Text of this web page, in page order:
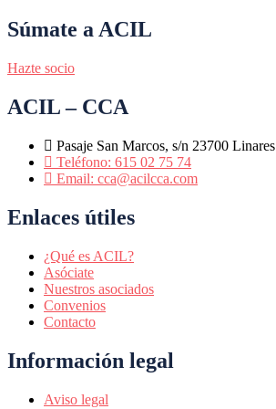
Súmate a ACIL
Hazte socio
ACIL – CCA
Pasaje San Marcos, s/n 23700 Linares
Teléfono: 615 02 75 74
Email: cca@acilcca.com
Enlaces útiles
¿Qué es ACIL?
Asóciate
Nuestros asociados
Convenios
Contacto
Información legal
Aviso legal